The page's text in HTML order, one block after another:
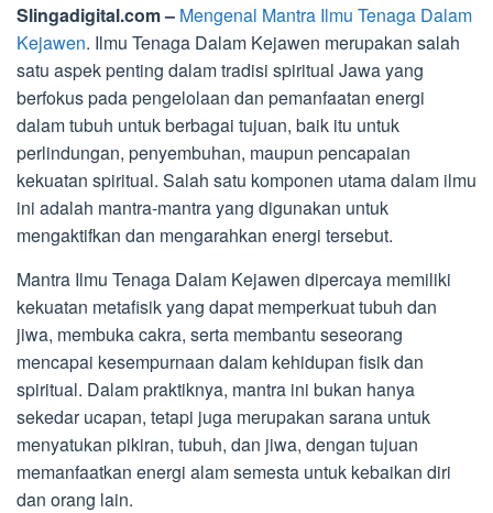
Slingadigital.com – Mengenal Mantra Ilmu Tenaga Dalam
Kejawen. Ilmu Tenaga Dalam Kejawen merupakan salah
satu aspek penting dalam tradisi spiritual Jawa yang
berfokus pada pengelolaan dan pemanfaatan energi
dalam tubuh untuk berbagai tujuan, baik itu untuk
perlindungan, penyembuhan, maupun pencapaian
kekuatan spiritual. Salah satu komponen utama dalam ilmu
ini adalah mantra-mantra yang digunakan untuk
mengaktifkan dan mengarahkan energi tersebut.
Mantra Ilmu Tenaga Dalam Kejawen dipercaya memiliki
kekuatan metafisik yang dapat memperkuat tubuh dan
jiwa, membuka cakra, serta membantu seseorang
mencapai kesempurnaan dalam kehidupan fisik dan
spiritual. Dalam praktiknya, mantra ini bukan hanya
sekedar ucapan, tetapi juga merupakan sarana untuk
menyatukan pikiran, tubuh, dan jiwa, dengan tujuan
memanfaatkan energi alam semesta untuk kebaikan diri
dan orang lain.